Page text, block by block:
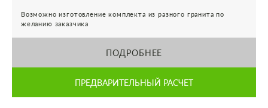
Возможно изготовление комплекта из разного гранита по
желанию заказчика
ПОДРОБНЕЕ
ПРЕДВАРИТЕЛЬНЫЙ РАСЧЕТ